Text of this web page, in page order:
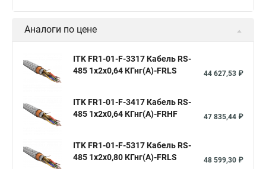
Аналоги по цене
ITK FR1-01-F-3317 Кабель RS-
485 1х2х0,64 КГнг(А)-FRLS
44 627,53 ₽
ITK FR1-01-F-3417 Кабель RS-
485 1х2х0,64 КГнг(А)-FRHF
47 835,44 ₽
ITK FR1-01-F-5317 Кабель RS-
485 1х2х0,80 КГнг(А)-FRLS
48 599,30 ₽